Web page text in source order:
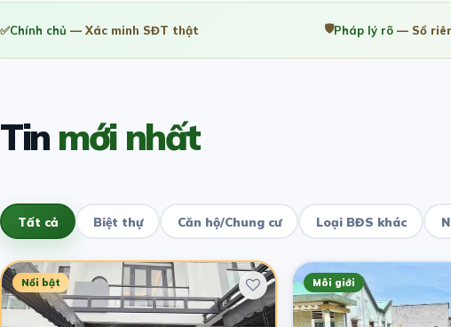
✅Chính chủ — Xác minh SĐT thật 🛡️Pháp lý rõ — Sổ
Tinmới nhất
Tất cả Biệt thự Căn hộ/Chung cư Loại BĐS khác
Nổi bật Môi giới